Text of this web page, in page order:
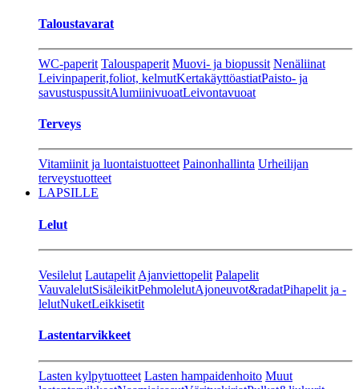
Taloustavarat
WC-paperit Talouspaperit Muovi- ja biopussit Nenäliinat
Leivinpaperit,foliot, kelmutKertakäyttöastiatPaisto- ja
savustuspussitAlumiinivuoatLeivontavuoat
Terveys
Vitamiinit ja luontaistuotteet Painonhallinta Urheilijan
terveystuotteet
LAPSILLE
Lelut
Vesilelut Lautapelit Ajanviettopelit Palapelit
VauvalelutSisäleikitPehmolelutAjoneuvot&radatPihapelit ja -
lelutNuketLeikkisetit
Lastentarvikkeet
Lasten kylpytuotteet Lasten hampaidenhoito Muut